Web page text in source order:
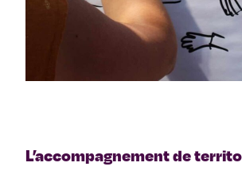
L’accompagnement de